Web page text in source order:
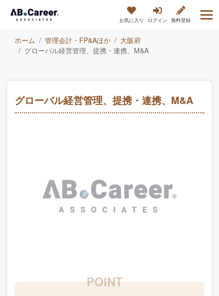
お気に入り ログイン 無料登録
ホーム 管理会計・FP&Aほか
大阪府
グローバル経営管理、提携・連携、M&A
グローバル経営管理、提携・連携、M&A